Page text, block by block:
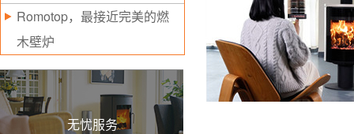
Romotop，最接近完美的燃
木壁炉
无忧服务